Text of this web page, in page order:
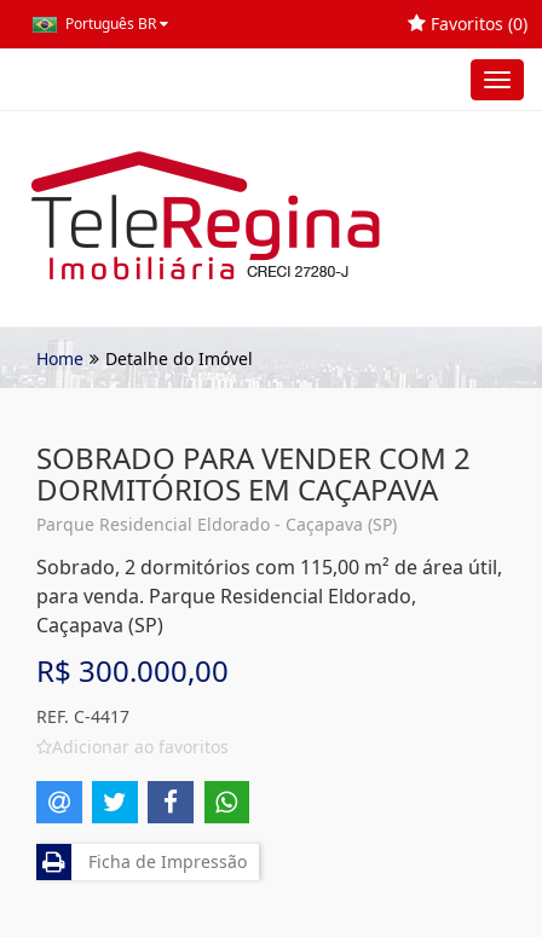
Português BR Favoritos (0)
Home Detalhe do Imóvel
SOBRADO PARA VENDER COM 2
DORMITÓRIOS EM CAÇAPAVA
Parque Residencial Eldorado - Caçapava (SP)
Sobrado, 2 dormitórios com 115,00 m² de área útil,
para venda. Parque Residencial Eldorado,
Caçapava (SP)
R$ 300.000,00
REF. C-4417
Adicionar ao favoritos
Ficha de Impressão